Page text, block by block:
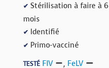
✔ Stérilisation à faire à 6
mois
✔ Identifié
✔ Primo-vacciné
TESTÉ FIV , FeLV